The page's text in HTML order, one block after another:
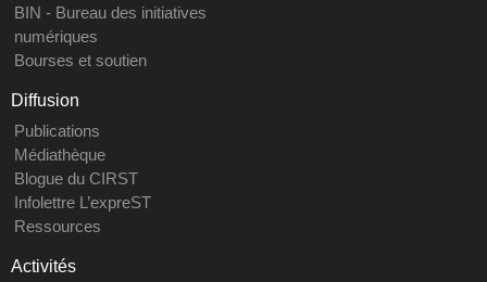
BIN - Bureau des initiatives
numériques
Bourses et soutien
Diffusion
Publications
Médiathèque
Blogue du CIRST
Infolettre L’expreST
Ressources
Activités